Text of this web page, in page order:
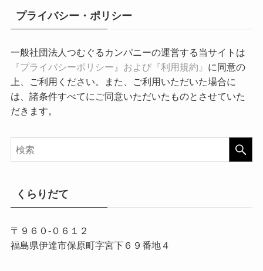
プライバシー・ポリシー
一般社団法人つむぐるカンパニーの運営する当サイトは
『プライバシーポリシー』および『利用規約』 に同意の
上、ご利用ください。また、ご利用いただいた場合に
は、諸条件すべてにご同意いただいたものとさせていた
だきます。
くらりだて
〒９６０-０６１２
福島県伊達市保原町字宮下６９番地４